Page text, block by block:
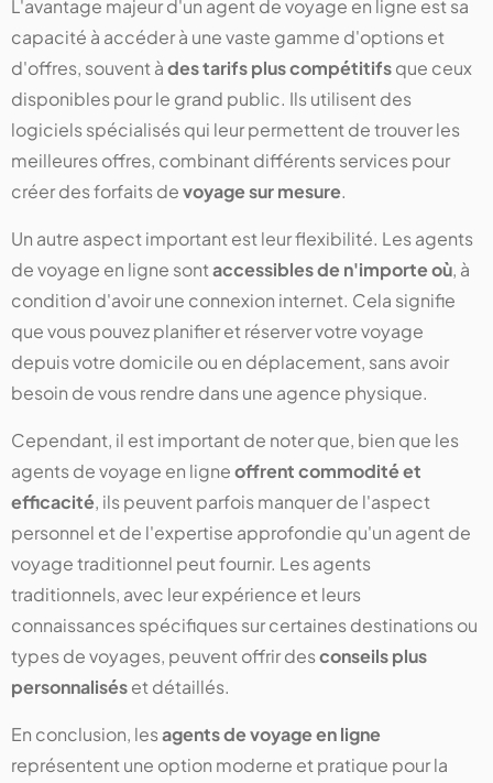
L'avantage majeur d'un agent de voyage en ligne est sa
capacité à accéder à une vaste gamme d'options et
d'offres, souvent àdes tarifs plus compétitifsque ceux
disponibles pour le grand public. Ils utilisent des
logiciels spécialisés qui leur permettent de trouver les
meilleures offres, combinant différents services pour
créer des forfaits devoyage sur mesure.
Un autre aspect important est leur flexibilité. Les agents
de voyage en ligne sontaccessibles de n'importe où, à
condition d'avoir une connexion internet. Cela signifie
que vous pouvez planifier et réserver votre voyage
depuis votre domicile ou en déplacement, sans avoir
besoin de vous rendre dans une agence physique.
Cependant, il est important de noter que, bien que les
agents de voyage en ligneoffrent commodité et
efficacité, ils peuvent parfois manquer de l'aspect
personnel et de l'expertise approfondie qu'un agent de
voyage traditionnel peut fournir. Les agents
traditionnels, avec leur expérience et leurs
connaissances spécifiques sur certaines destinations ou
types de voyages, peuvent offrir desconseils plus
personnaliséset détaillés.
En conclusion, lesagents de voyage en ligne
représentent une option moderne et pratique pour la